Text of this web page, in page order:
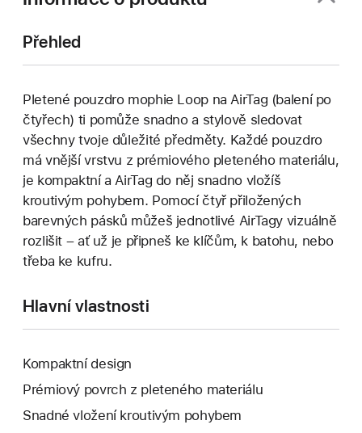
Přehled
Pletené pouzdro mophie Loop na AirTag (balení po
čtyřech) ti pomůže snadno a stylově sledovat
všechny tvoje důležité předměty. Každé pouzdro
má vnější vrstvu z prémiového pleteného materiálu,
je kompaktní a AirTag do něj snadno vložíš
kroutivým pohybem. Pomocí čtyř přiložených
barevných pásků můžeš jednotlivé AirTagy vizuálně
rozlišit – ať už je připneš ke klíčům, k batohu, nebo
třeba ke kufru.
Hlavní vlastnosti
Kompaktní design
Prémiový povrch z pleteného materiálu
Snadné vložení kroutivým pohybem